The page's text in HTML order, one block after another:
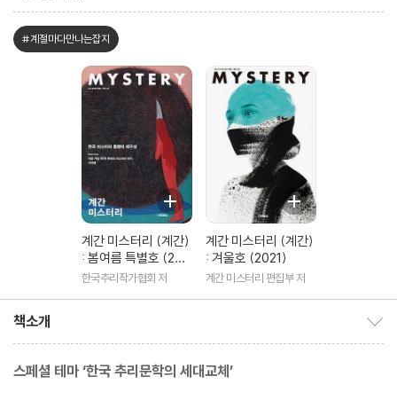
#계절마다만나는잡지
계간 미스터리 (계간)
: 봄여름 특별호 (202
0)
한국추리작가협회 저
계간 미스터리 (계간)
: 겨울호 (2021)
계간 미스터리 편집부 저
책소개
스페셜 테마 ‘한국 추리문학의 세대교체’